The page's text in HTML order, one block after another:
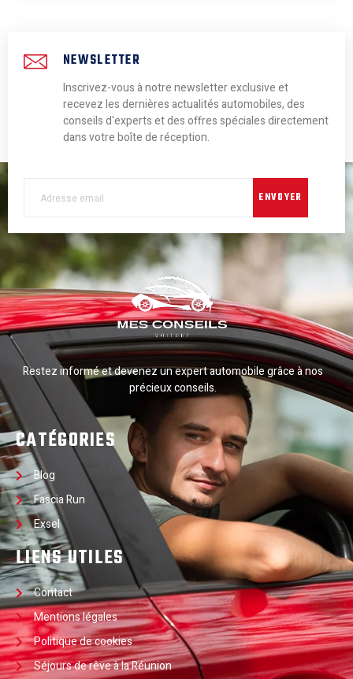
NEWSLETTER
Inscrivez-vous à notre newsletter exclusive et
recevez les dernières actualités automobiles, des
conseils d'experts et des offres spéciales directement
dans votre boîte de réception.
ENVOYER
Restez informé et devenez un expert automobile grâce à nos
précieux conseils.
CATÉGORIES
Blog
Fascia Run
Exsel
LIENS UTILES
Contact
Mentions légales
Politique de cookies
Séjours de rêve à la Réunion